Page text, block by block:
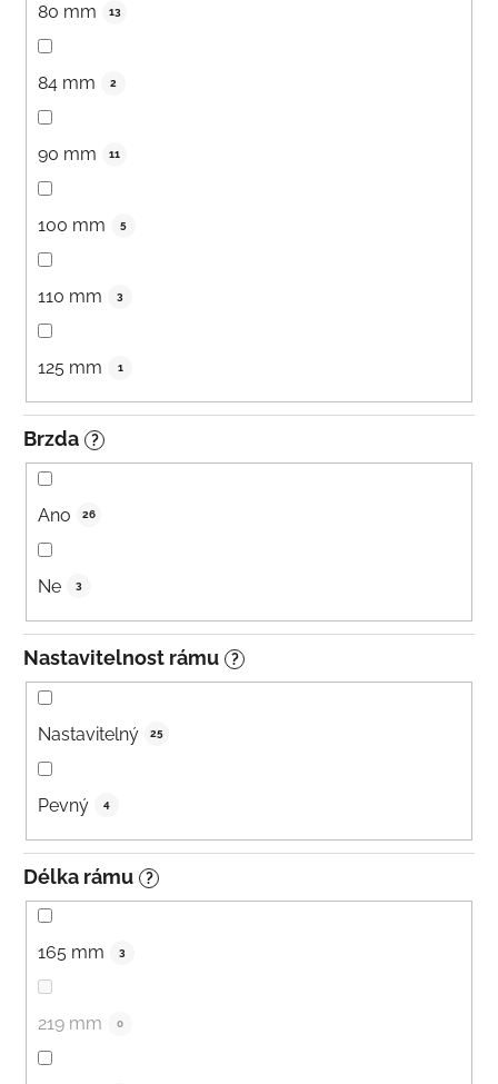
80 mm 13
84 mm 2
90 mm 11
100 mm 5
110 mm 3
125 mm 1
Brzda ?
Ano 26
Ne 3
Nastavitelnost rámu ?
Nastavitelný 25
Pevný 4
Délka rámu ?
165 mm 3
219 mm 0